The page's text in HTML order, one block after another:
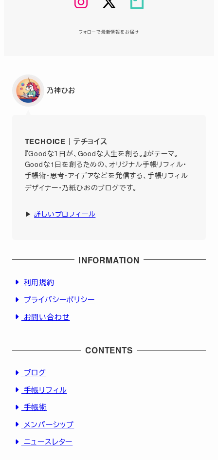
フォローで最新情報をお届け
乃神ひお
TECHOICE｜テチョイス
『Goodな１日が、Goodな人生を創る。』がテーマ。
Goodな1日を創るための、オリジナル手帳リフィル・
手帳術・思考・アイデアなどを発信する、 手帳リフィル
デザイナー・乃紙ひおのブログです。
▶︎詳しいプロフィール
INFORMATION
利用規約
プライバシーポリシー
お問い合わせ
CONTENTS
ブログ
手帳リフィル
手帳術
メンバーシップ
ニュースレター